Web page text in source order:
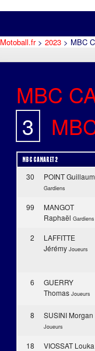
Motoball.fr> 2023 > MBC
MBC
3
MBC CAMARET 2
30 POINT
Gardiens
99
MANGOT
Raphaël Gardiens
2
LAFFITTE
Jérémy Joueurs
6
GUERRY
Thomas Joueurs
8 SUSINI Morgan
Joueurs
18 VIOSSAT Louka